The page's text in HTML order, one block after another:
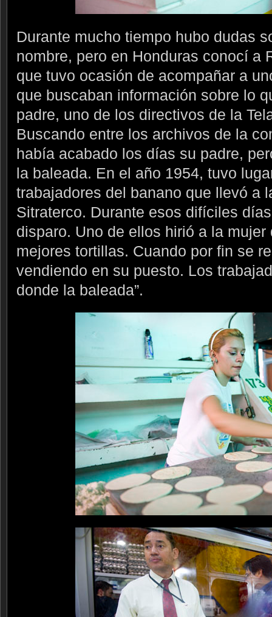
Durante mucho tiempo hubo dudas
nombre, pero en Honduras conocí a
que tuvo ocasión de acompañar a
que buscaban información sobre lo
padre, uno de los directivos de la
Buscando entre los archivos de la
había acabado los días su padre,
la baleada. En el año 1954, tuvo
trabajadores del banano que llevó a
Sitraterco. Durante esos difíciles
disparo. Uno de ellos hirió a la mujer
mejores tortillas. Cuando por fin se
vendiendo en su puesto. Los
donde la baleada”.